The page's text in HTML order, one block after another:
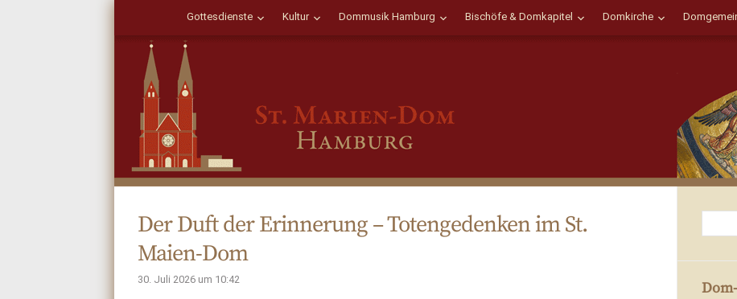
Gottesdienste Kultur Dommusik Hamburg Bischöfe & Domkapitel Domkirche
Der Duft der Erinnerung – Totengedenken im St.
Maien-Dom
30. Juli 2026 um 10:42